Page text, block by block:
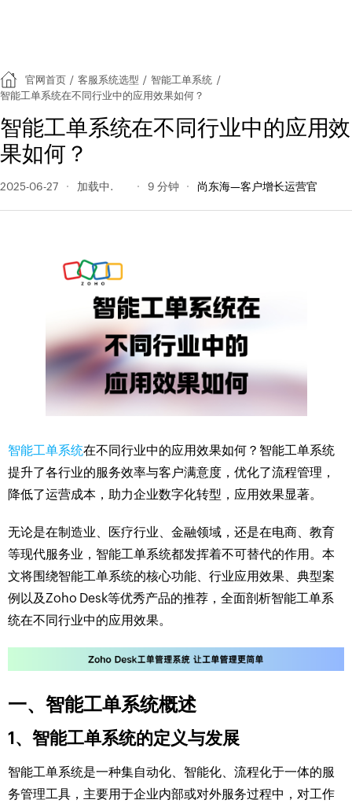
官网首页 / 客服系统选型 / 智能工单系统 /
智能工单系统在不同行业中的应用效果如何？
智能工单系统在不同行业中的应用效
果如何？
2025-06-27 172 阅读量 9 分钟 尚东海—客户增长运营官
智能工单系统在不同行业中的应用效果如何？智能工单系统
提升了各行业的服务效率与客户满意度，优化了流程管理，
降低了运营成本，助力企业数字化转型，应用效果显著。
无论是在制造业、医疗行业、金融领域，还是在电商、教育
等现代服务业，智能工单系统都发挥着不可替代的作用。本
文将围绕智能工单系统的核心功能、行业应用效果、典型案
例以及Zoho Desk等优秀产品的推荐，全面剖析智能工单系
统在不同行业中的应用效果。
一、智能工单系统概述
1、智能工单系统的定义与发展
智能工单系统是一种集自动化、智能化、流程化于一体的服
务管理工具，主要用于企业内部或对外服务过程中，对工作